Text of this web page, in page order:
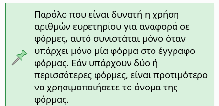
Παρόλο που είναι δυνατή η χρήση
αριθμών ευρετηρίου για αναφορά σε
φόρμες, αυτό συνιστάται μόνο όταν
υπάρχει μόνο μία φόρμα στο έγγραφο
φόρμας. Εάν υπάρχουν δύο ή
περισσότερες φόρμες, είναι προτιμότερο
να χρησιμοποιήσετε το όνομα της
φόρμας.